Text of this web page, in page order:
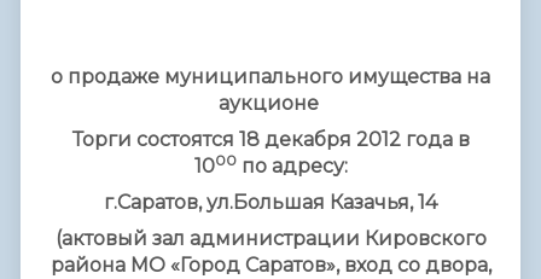
о продаже муниципального имущества на
аукционе
Торги состоятся 18 декабря 2012 года в
1000по адресу:
г.Саратов, ул.Большая Казачья, 14
(актовый зал администрации Кировского
района МО «Город Саратов», вход со двора,